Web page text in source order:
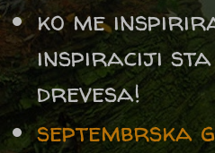
ko me
inspiraciji
drevesa!